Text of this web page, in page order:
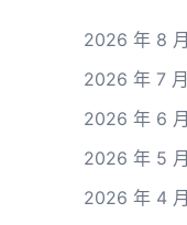
2026 年 8 月
2026 年 7 月
2026 年 6 月
2026 年 5 月
2026 年 4 月